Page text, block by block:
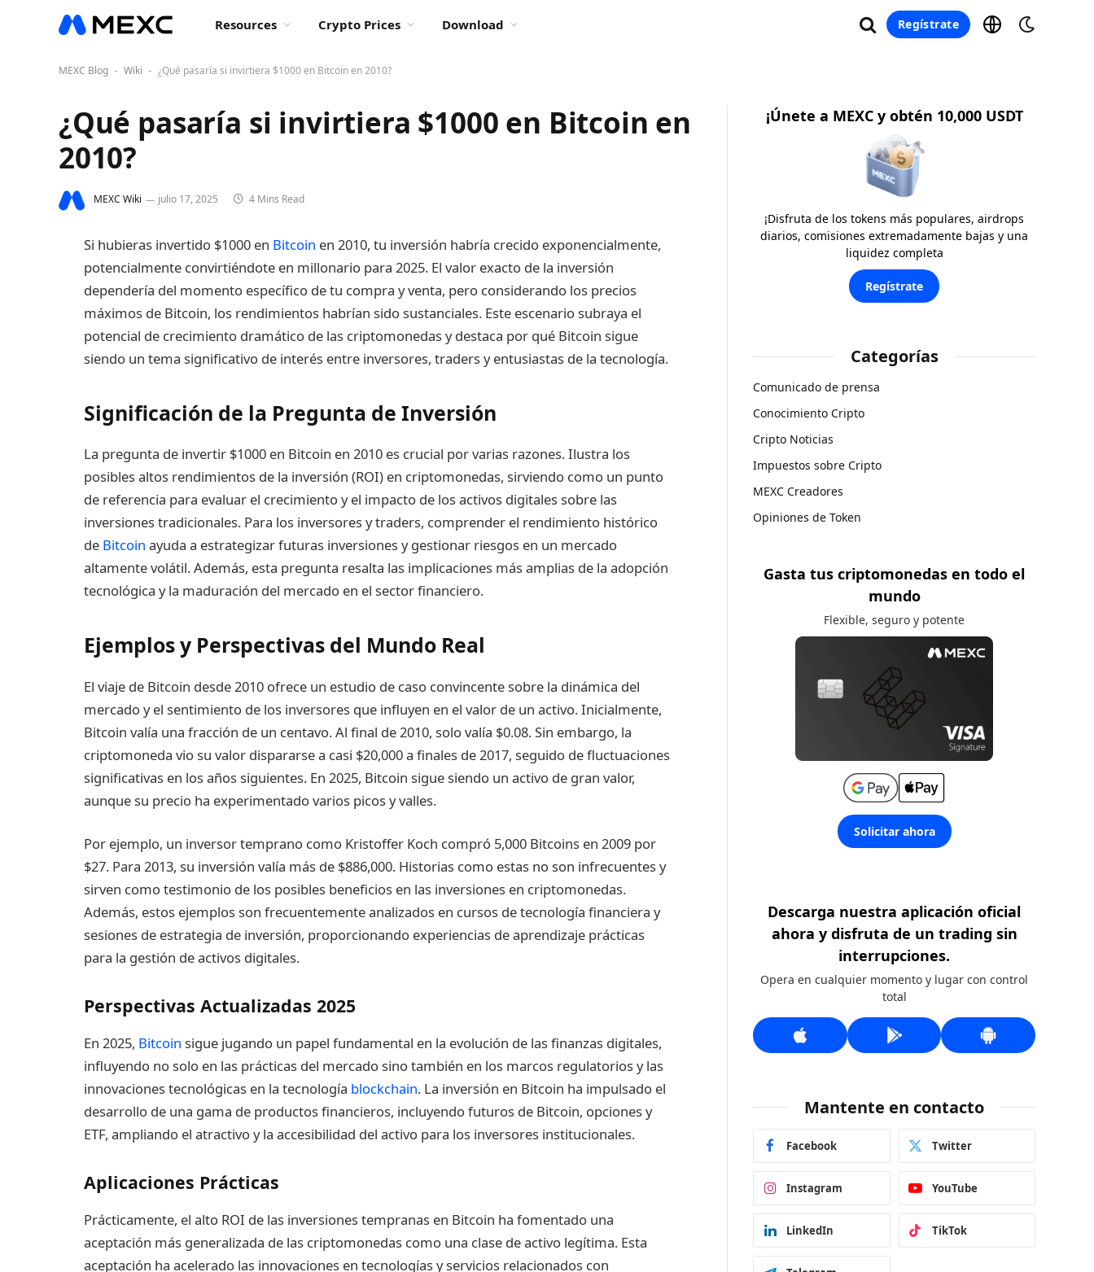
Resources Crypto Prices Download Regístrate
MEXC Blog - Wiki - ¿Qué pasaría si invirtiera $1000 en Bitcoin en 2010?
¿Qué pasaría si invirtiera $1000 en Bitcoin en
2010?
MEXC Wiki julio 17, 2025 4 Mins Read
Si hubieras invertido $1000 en Bitcoin en 2010, tu inversión habría crecido exponencialmente,
potencialmente convirtiéndote en millonario para 2025. El valor exacto de la inversión
dependería del momento específico de tu compra y venta, pero considerando los precios
máximos de Bitcoin, los rendimientos habrían sido sustanciales. Este escenario subraya el
potencial de crecimiento dramático de las criptomonedas y destaca por qué Bitcoin sigue
siendo un tema significativo de interés entre inversores, traders y entusiastas de la tecnología.
Significación de la Pregunta de Inversión
La pregunta de invertir $1000 en Bitcoin en 2010 es crucial por varias razones. Ilustra los
posibles altos rendimientos de la inversión (ROI) en criptomonedas, sirviendo como un punto
de referencia para evaluar el crecimiento y el impacto de los activos digitales sobre las
inversiones tradicionales. Para los inversores y traders, comprender el rendimiento histórico
de Bitcoin ayuda a estrategizar futuras inversiones y gestionar riesgos en un mercado
altamente volátil. Además, esta pregunta resalta las implicaciones más amplias de la adopción
tecnológica y la maduración del mercado en el sector financiero.
Ejemplos y Perspectivas del Mundo Real
El viaje de Bitcoin desde 2010 ofrece un estudio de caso convincente sobre la dinámica del
mercado y el sentimiento de los inversores que influyen en el valor de un activo. Inicialmente,
Bitcoin valía una fracción de un centavo. Al final de 2010, solo valía $0.08. Sin embargo, la
criptomoneda vio su valor dispararse a casi $20,000 a finales de 2017, seguido de fluctuaciones
significativas en los años siguientes. En 2025, Bitcoin sigue siendo un activo de gran valor,
aunque su precio ha experimentado varios picos y valles.
Por ejemplo, un inversor temprano como Kristoffer Koch compró 5,000 Bitcoins en 2009 por
$27. Para 2013, su inversión valía más de $886,000. Historias como estas no son infrecuentes y
sirven como testimonio de los posibles beneficios en las inversiones en criptomonedas.
Además, estos ejemplos son frecuentemente analizados en cursos de tecnología financiera y
sesiones de estrategia de inversión, proporcionando experiencias de aprendizaje prácticas
para la gestión de activos digitales.
Perspectivas Actualizadas 2025
En 2025, Bitcoin sigue jugando un papel fundamental en la evolución de las finanzas digitales,
influyendo no solo en las prácticas del mercado sino también en los marcos regulatorios y las
innovaciones tecnológicas en la tecnología blockchain. La inversión en Bitcoin ha impulsado el
desarrollo de una gama de productos financieros, incluyendo futuros de Bitcoin, opciones y
ETF, ampliando el atractivo y la accesibilidad del activo para los inversores institucionales.
Aplicaciones Prácticas
Prácticamente, el alto ROI de las inversiones tempranas en Bitcoin ha fomentado una
aceptación más generalizada de las criptomonedas como una clase de activo legítima. Esta
aceptación ha acelerado las innovaciones en tecnologías y servicios relacionados con
¡Únete a MEXC y obtén 10,000 USDT
¡Disfruta de los tokens más populares, airdrops
diarios, comisiones extremadamente bajas y una
liquidez completa
Regístrate
Categorías
Comunicado de prensa
Conocimiento Cripto
Cripto Noticias
Impuestos sobre Cripto
MEXC Creadores
Opiniones de Token
Gasta tus criptomonedas en todo el
mundo
Flexible, seguro y potente
Solicitar ahora
Descarga nuestra aplicación oficial
ahora y disfruta de un trading sin
interrupciones.
Opera en cualquier momento y lugar con control
total
Mantente en contacto
Facebook Twitter
Instagram YouTube
LinkedIn TikTok